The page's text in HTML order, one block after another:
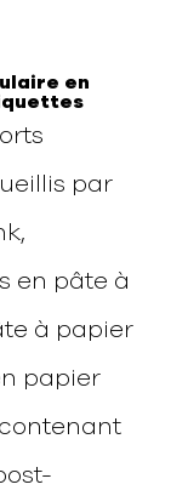
en
par
en pâte à
à papier
papier